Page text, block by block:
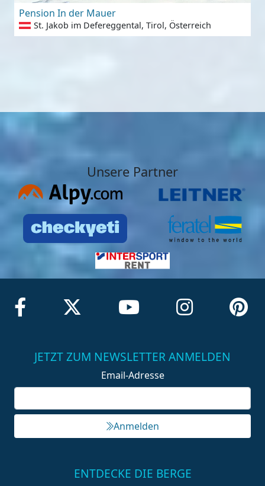
Pension In der Mauer
St. Jakob im Defereggental, Tirol, Österreich
Unsere Partner
JETZT ZUM NEWSLETTER ANMELDEN
Email-Adresse
Anmelden
ENTDECKE DIE BERGE